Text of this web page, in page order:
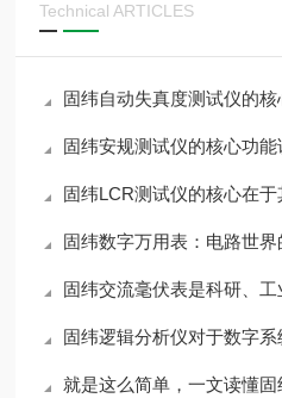
Technical ARTICLES
固纬自动失真度测试仪的核
固纬安规测试仪的核心功能
固纬LCR测试仪的核心在
固纬数字万用表：电路世
固纬交流毫伏表是科研、
固纬逻辑分析仪对于数字
就是这么简单，一文读懂